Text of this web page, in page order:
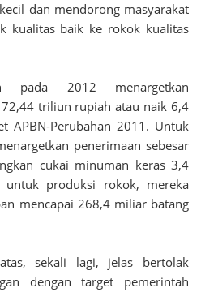
dan mendorong masyarakat
kualitas baik ke rokok kualitas
pada 2012 menargetkan
triliun rupiah atau naik 6,4
APBN-Perubahan 2011. Untuk
penerimaan sebesar
cukai minuman keras 3,4
untuk produksi rokok, mereka
mencapai 268,4 miliar batang
sekali lagi, jelas bertolak
dengan target pemerintah